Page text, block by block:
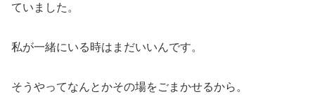
ていました。
私が一緒にいる時はまだいいんです。
そうやってなんとかその場をごまかせるから。